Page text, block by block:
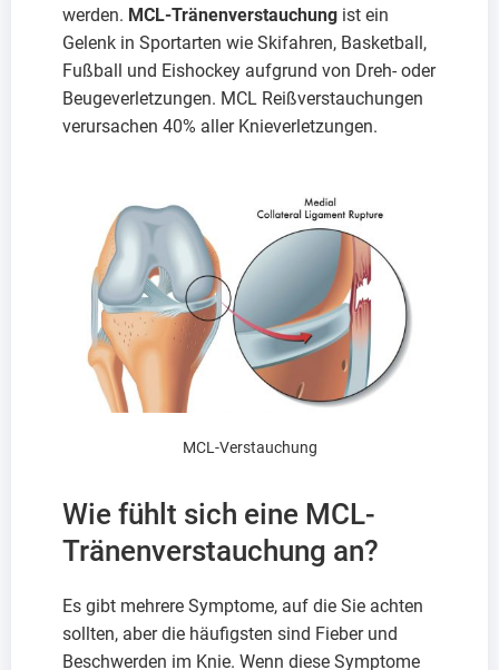
werden. MCL-Tränenverstauchung ist ein
Gelenk in Sportarten wie Skifahren, Basketball,
Fußball und Eishockey aufgrund von Dreh- oder
Beugeverletzungen. MCL Reißverstauchungen
verursachen 40% aller Knieverletzungen.
MCL-Verstauchung
Wie fühlt sich eine MCL-
Tränenverstauchung an?
Es gibt mehrere Symptome, auf die Sie achten
sollten, aber die häufigsten sind Fieber und
Beschwerden im Knie. Wenn diese Symptome